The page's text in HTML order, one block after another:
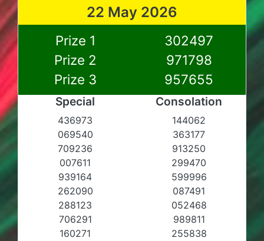
22 May 2026
Prize 1
302497
Prize 2
971798
Prize 3
957655
Special
436973
069540
709236
007611
939164
262090
288123
706291
160271
Consolation
144062
363177
913250
299470
599996
087491
052468
989811
255838